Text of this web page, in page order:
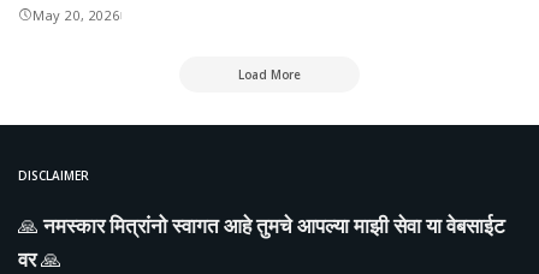
May 20, 2026
Load More
DISCLAIMER
🙏नमस्कार मित्रांनो स्वागत आहे तुमचे आपल्या माझी सेवा या वेबसाईट
वर🙏